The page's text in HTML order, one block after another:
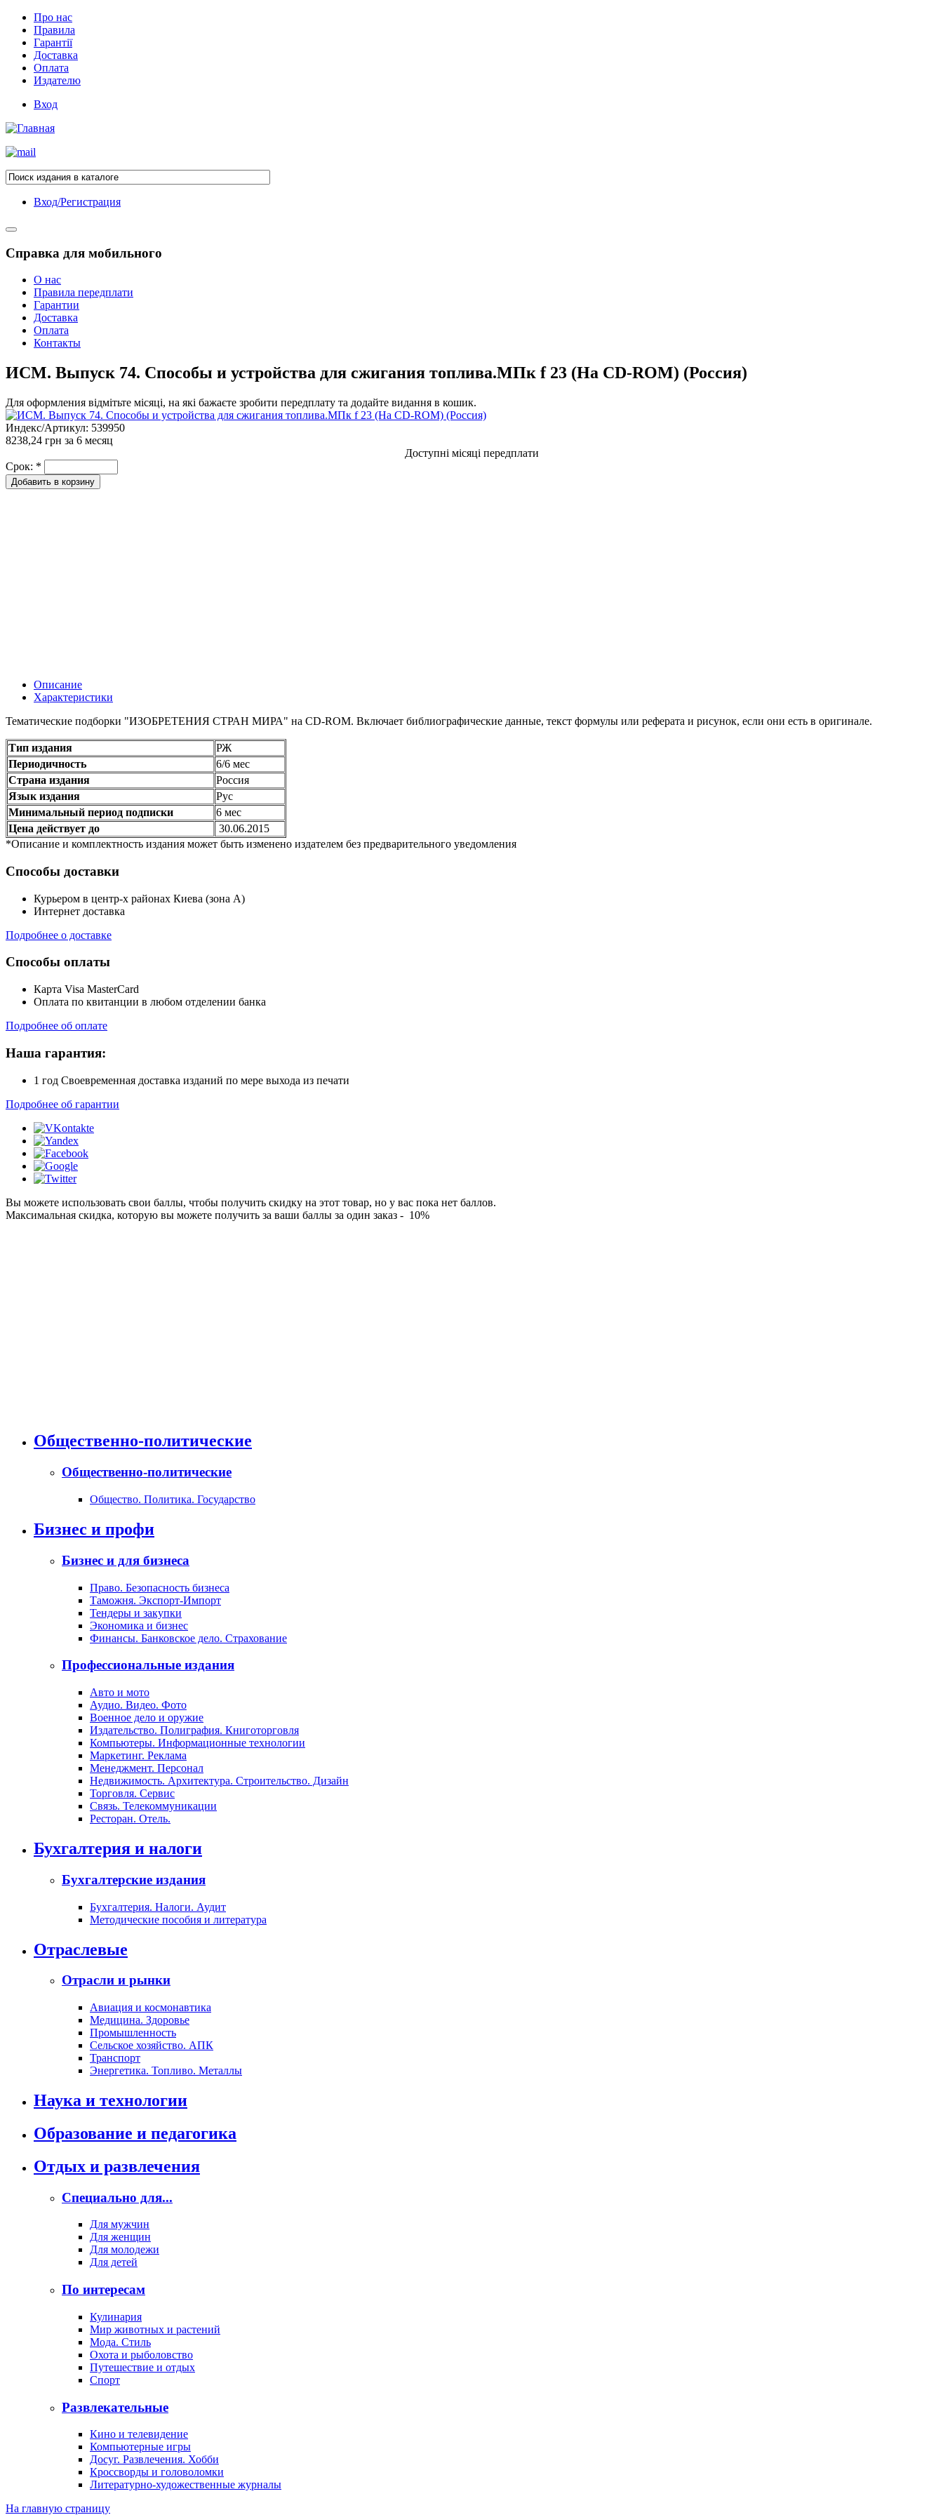
Про нас
Правила
Гарантії
Доставка
Оплата
Издателю
Вход
Вход/Регистрация
Справка для мобильного
О нас
Правила передплати
Гарантии
Доставка
Оплата
Контакты
ИСМ. Выпуск 74. Способы и устройства для сжигания топлива.МПк f 23 (На CD-ROM) (Россия)
Для оформления відмітьте місяці, на які бажаєте зробити передплату та додайте видання в кошик.
Индекс/Артикул: 539950
8238,24 грн за 6 месяц
Доступні місяці передплати
Срок: *
Описание
Характеристики
Тематические подборки "ИЗОБРЕТЕНИЯ СТРАН МИРА" на CD-ROM. Включает библиографические данные, текст формулы или реферата и рисунок, если они есть в оригинале.
Тип издания
РЖ
Периодичность
6/6 мес
Страна издания
Россия
Язык издания
Рус
Минимальный период подписки
6 мес
Цена действует до
30.06.2015
*Описание и комплектность издания может быть изменено издателем без предварительного уведомления
Способы доставки
Курьером в центр-х районах Киева (зона А)
Интернет доставка
Подробнее о доставке
Способы оплаты
Карта Visa MasterCard
Оплата по квитанции в любом отделении банка
Подробнее об оплате
Наша гарантия:
1 год Своевременная доставка изданий по мере выхода из печати
Подробнее об гарантии
Вы можете использовать свои баллы, чтобы получить скидку на этот товар, но у вас пока нет баллов.
Максимальная скидка, которую вы можете получить за ваши баллы за один заказ - 10%
Общественно-политические
Общественно-политические
Общество. Политика. Государство
Бизнес и профи
Бизнес и для бизнеса
Право. Безопасность бизнеса
Таможня. Экспорт-Импорт
Тендеры и закупки
Экономика и бизнес
Финансы. Банковское дело. Страхование
Профессиональные издания
Авто и мото
Аудио. Видео. Фото
Военное дело и оружие
Издательство. Полиграфия. Книготорговля
Компьютеры. Информационные технологии
Маркетинг. Реклама
Менеджмент. Персонал
Недвижимость. Архитектура. Строительство. Дизайн
Торговля. Сервис
Связь. Телекоммуникации
Ресторан. Отель.
Бухгалтерия и налоги
Бухгалтерские издания
Бухгалтерия. Налоги. Аудит
Методические пособия и литература
Отраслевые
Отрасли и рынки
Авиация и космонавтика
Медицина. Здоровье
Промышленность
Сельское хозяйство. АПК
Транспорт
Энергетика. Топливо. Металлы
Наука и технологии
Образование и педагогика
Отдых и развлечения
Специально для...
Для мужчин
Для женщин
Для молодежи
Для детей
По интересам
Кулинария
Мир животных и растений
Мода. Стиль
Охота и рыболовство
Путешествие и отдых
Спорт
Развлекательные
Кино и телевидение
Компьютерные игры
Досуг. Развлечения. Хобби
Кроссворды и головоломки
Литературно-художественные журналы
На главную страницу